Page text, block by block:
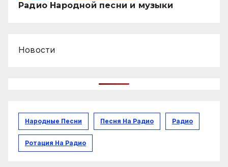
Радио Народной песни и музыки
Новости
Народные Песни Песня На Радио Радио
Ротация На Радио